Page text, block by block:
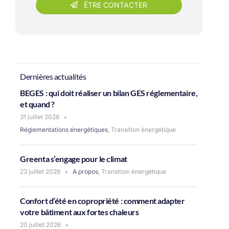
ÊTRE CONTACTER
Dernières actualités
BEGES : qui doit réaliser un bilan GES réglementaire,
et quand ?
31 juillet 2026
Réglementations énergétiques,Transition énergétique
Greenta s’engage pour le climat
23 juillet 2026 A propos,Transition énergétique
Confort d’été en copropriété : comment adapter
votre bâtiment aux fortes chaleurs
20 juillet 2026